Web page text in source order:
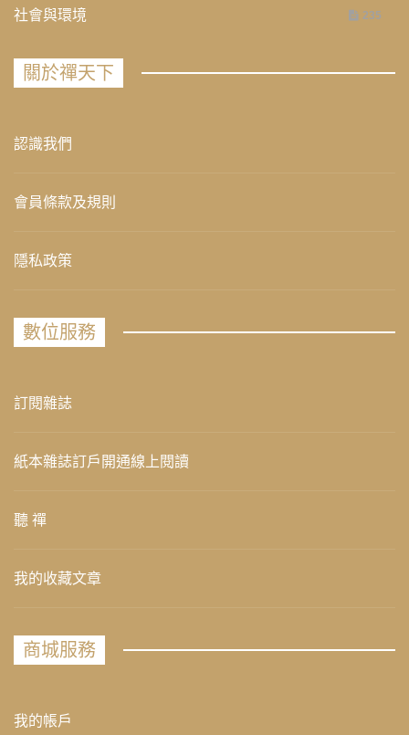
社會與環境 235
關於禪天下
認識我們
會員條款及規則
隱私政策
數位服務
訂閱雜誌
紙本雜誌訂戶開通線上閱讀
聽 禪
我的收藏文章
商城服務
我的帳戶